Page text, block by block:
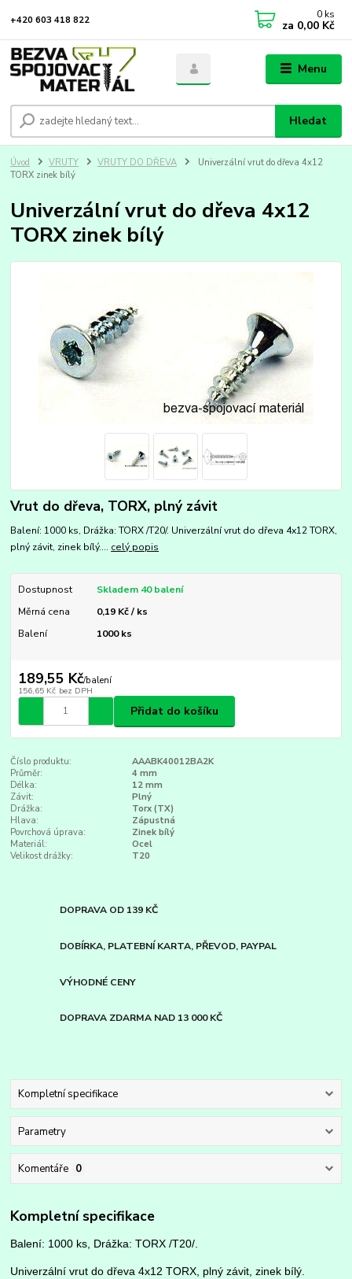
Menu
Hledat
+420 603 418 822 0 ks
za 0,00 Kč
Úvod VRUTY VRUTY DO DŘEVA
Univerzální vrut do dřeva 4x12
TORX zinek bílý
Univerzální vrut do dřeva 4x12
TORX zinek bílý
Vrut do dřeva, TORX, plný závit
Balení: 1000 ks, Drážka: TORX /T20/. Univerzální vrut do dřeva 4x12 TORX,
plný závit, zinek bílý.... celý popis
Dostupnost
Skladem 40 balení
Měrná cena
0,19 Kč / ks
Balení
1000 ks
189,55 Kč/balení
156,65 Kč bez DPH
Přidat do košíku
Číslo produktu:
AAABK40012BA2K
Průměr:
4 mm
Délka:
12 mm
Závit:
Plný
Drážka:
Torx (TX)
Hlava:
Zápustná
Povrchová úprava:
Zinek bílý
Materiál:
Ocel
Velikost drážky:
T20
DOPRAVA OD 139 KČ
DOBÍRKA, PLATEBNÍ KARTA, PŘEVOD, PAYPAL
VÝHODNÉ CENY
DOPRAVA ZDARMA NAD 13 000 KČ
Kompletní specifikace
Parametry
Komentáře 0
Kompletní specifikace
Balení: 1000 ks, Drážka: TORX /T20/.
Univerzální vrut do dřeva 4x12 TORX, plný závit, zinek bílý.